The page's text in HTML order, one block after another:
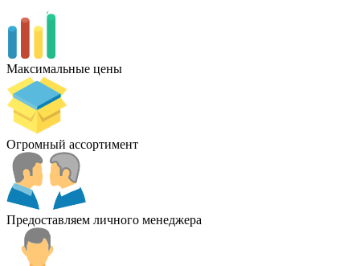
Максимальные цены
Огромный ассортимент
Предоставляем личного менеджера